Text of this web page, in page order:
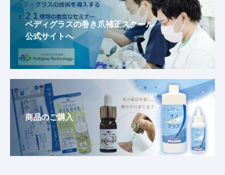
ペディグラスの巻き爪補正スクール
公式サイトへ
商品のご購入